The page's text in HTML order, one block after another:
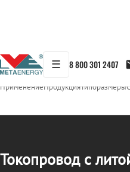
☰ 8 800 301 2407
← Продукция/ТОКОПРОВОД
ПрименениеПродукцияТипоразмеры
Токопровод с